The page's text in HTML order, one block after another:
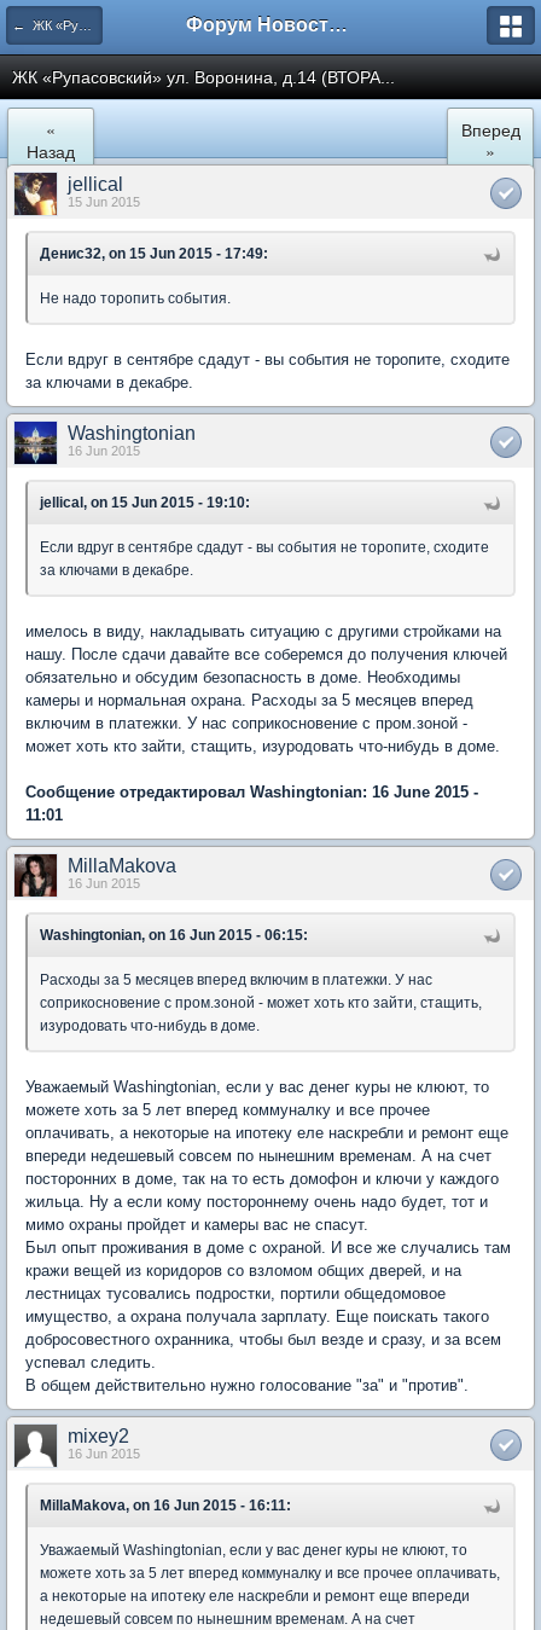
← ЖК «Рупасовский» Форум Новостройки
ЖК «Рупасовский» ул. Воронина, д.14 (ВТОРА...
«
Назад
Вперед
»
jellical
15 Jun 2015
Денис32, on 15 Jun 2015 - 17:49:
Не надо торопить события.
Если вдруг в сентябре сдадут - вы события не торопите, сходите
за ключами в декабре.
Washingtonian
16 Jun 2015
jellical, on 15 Jun 2015 - 19:10:
Если вдруг в сентябре сдадут - вы события не торопите, сходите
за ключами в декабре.
имелось в виду, накладывать ситуацию с другими стройками на
нашу. После сдачи давайте все соберемся до получения ключей
обязательно и обсудим безопасность в доме. Необходимы
камеры и нормальная охрана. Расходы за 5 месяцев вперед
включим в платежки. У нас соприкосновение с пром.зоной -
может хоть кто зайти, стащить, изуродовать что-нибудь в доме.
Сообщение отредактировал Washingtonian: 16 June 2015 -
11:01
MillaMakova
16 Jun 2015
Washingtonian, on 16 Jun 2015 - 06:15:
Расходы за 5 месяцев вперед включим в платежки. У нас
соприкосновение с пром.зоной - может хоть кто зайти, стащить,
изуродовать что-нибудь в доме.
Уважаемый Washingtonian, если у вас денег куры не клюют, то
можете хоть за 5 лет вперед коммуналку и все прочее
оплачивать, а некоторые на ипотеку еле наскребли и ремонт еще
впереди недешевый совсем по нынешним временам. А на счет
посторонних в доме, так на то есть домофон и ключи у каждого
жильца. Ну а если кому постороннему очень надо будет, тот и
мимо охраны пройдет и камеры вас не спасут.
Был опыт проживания в доме с охраной. И все же случались там
кражи вещей из коридоров со взломом общих дверей, и на
лестницах тусовались подростки, портили общедомовое
имущество, а охрана получала зарплату. Еще поискать такого
добросовестного охранника, чтобы был везде и сразу, и за всем
успевал следить.
В общем действительно нужно голосование "за" и "против".
mixey2
16 Jun 2015
MillaMakova, on 16 Jun 2015 - 16:11:
Уважаемый Washingtonian, если у вас денег куры не клюют, то
можете хоть за 5 лет вперед коммуналку и все прочее оплачивать,
а некоторые на ипотеку еле наскребли и ремонт еще впереди
недешевый совсем по нынешним временам. А на счет